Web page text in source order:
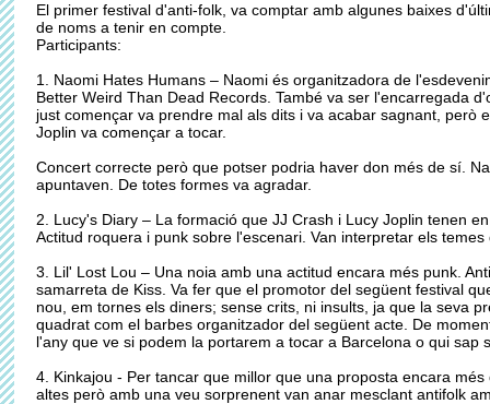
El primer festival d'anti-folk, va comptar amb algunes baixes
de noms a tenir en compte.
Participants:
1. Naomi Hates Humans – Naomi és organitzadora de
Better Weird Than Dead Records. També va ser l'encarregada
just començar va prendre mal als dits i va acabar sagnant, però
Joplin va començar a tocar.
Concert correcte però que potser podria haver don més de sí.
apuntaven. De totes formes va agradar.
2. Lucy's Diary – La formació que JJ Crash i Lucy Joplin tenen
Actitud roquera i punk sobre l'escenari. Van interpretar els
3. Lil' Lost Lou – Una noia amb una actitud encara més punk.
samarreta de Kiss. Va fer que el promotor del següent festival
nou, em tornes els diners; sense crits, ni insults, ja que la seva
quadrat com el barbes organitzador del següent acte. De
l'any que ve si podem la portarem a tocar a Barcelona o qui sap
4. Kinkajou - Per tancar que millor que una proposta encara
altes però amb una veu sorprenent van anar mesclant antifolk